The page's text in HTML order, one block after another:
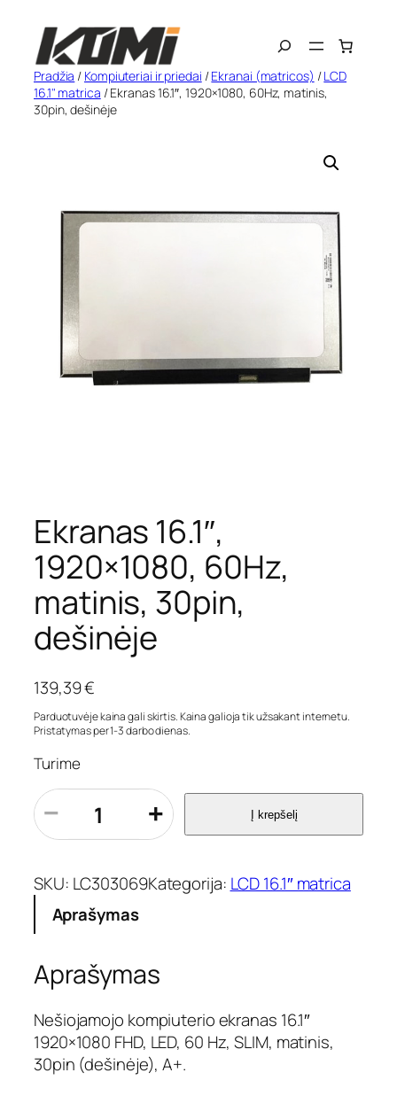
turinio
Search
Pradžia / Kompiuteriai ir priedai /Ekranai (matricos) /LCD
16.1" matrica / Ekranas 16.1″, 1920×1080, 60Hz, matinis,
30pin, dešinėje
Ekranas 16.1″,
1920×1080, 60Hz,
matinis, 30pin,
dešinėje
139,39€
Parduotuvėje kaina gali skirtis. Kaina galioja tik užsakant internetu.
Pristatymas per 1-3 darbo dienas.
Turime
p
r
o
u
k
o
i
k
i
s
:
− + Į krepšelį
SKU: LC303069Kategorija: LCD 16.1″ matrica
Aprašymas
Aprašymas
Nešiojamojo kompiuterio ekranas 16.1″
1920×1080 FHD, LED, 60 Hz, SLIM, matinis,
30pin (dešinėje), A+.